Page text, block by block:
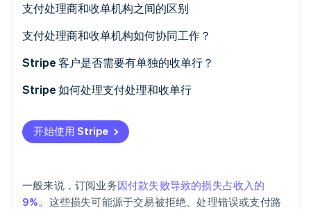
支付处理商和收单机构之间的区别
支付处理商和收单机构如何协同工作？
Stripe 客户是否需要有单独的收单行？
Stripe 如何处理支付处理和收单行
开始使用 Stripe
一般来说，订阅业务因付款失败导致的损失占收入的
9%。这些损失可能源于交易被拒绝、处理错误或支付路